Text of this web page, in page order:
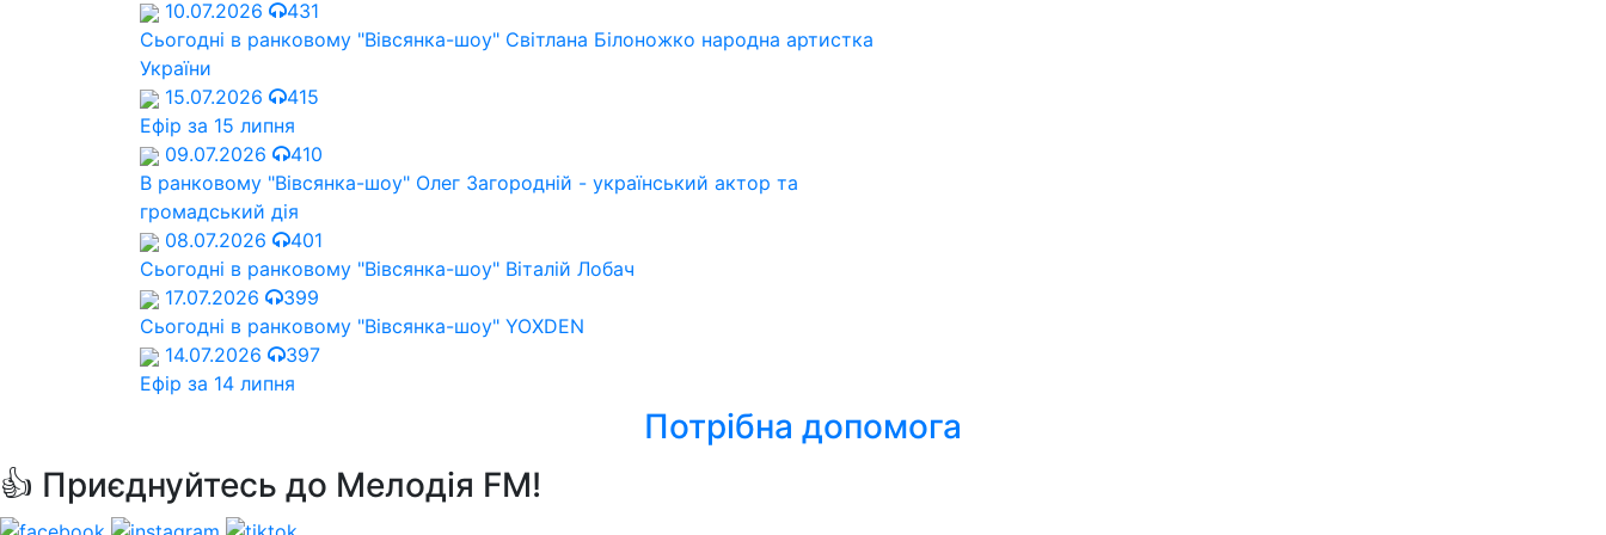
10.07.2026
431
Сьогодні в ранковому "Вівсянка-шоу" Cвітлана Білоножко народна артистка
України
15.07.2026
415
Ефір за 15 липня
09.07.2026
410
В ранковому "Вівсянка-шоу" Олег Загородній - український актор та
громадський дія
08.07.2026
401
Сьогодні в ранковому "Вівсянка-шоу" Віталій Лобач
17.07.2026
399
Сьогодні в ранковому "Вівсянка-шоу" YOXDEN
14.07.2026
397
Ефір за 14 липня
Потрібна допомога
👍 Приєднуйтесь до Мелодія FM!